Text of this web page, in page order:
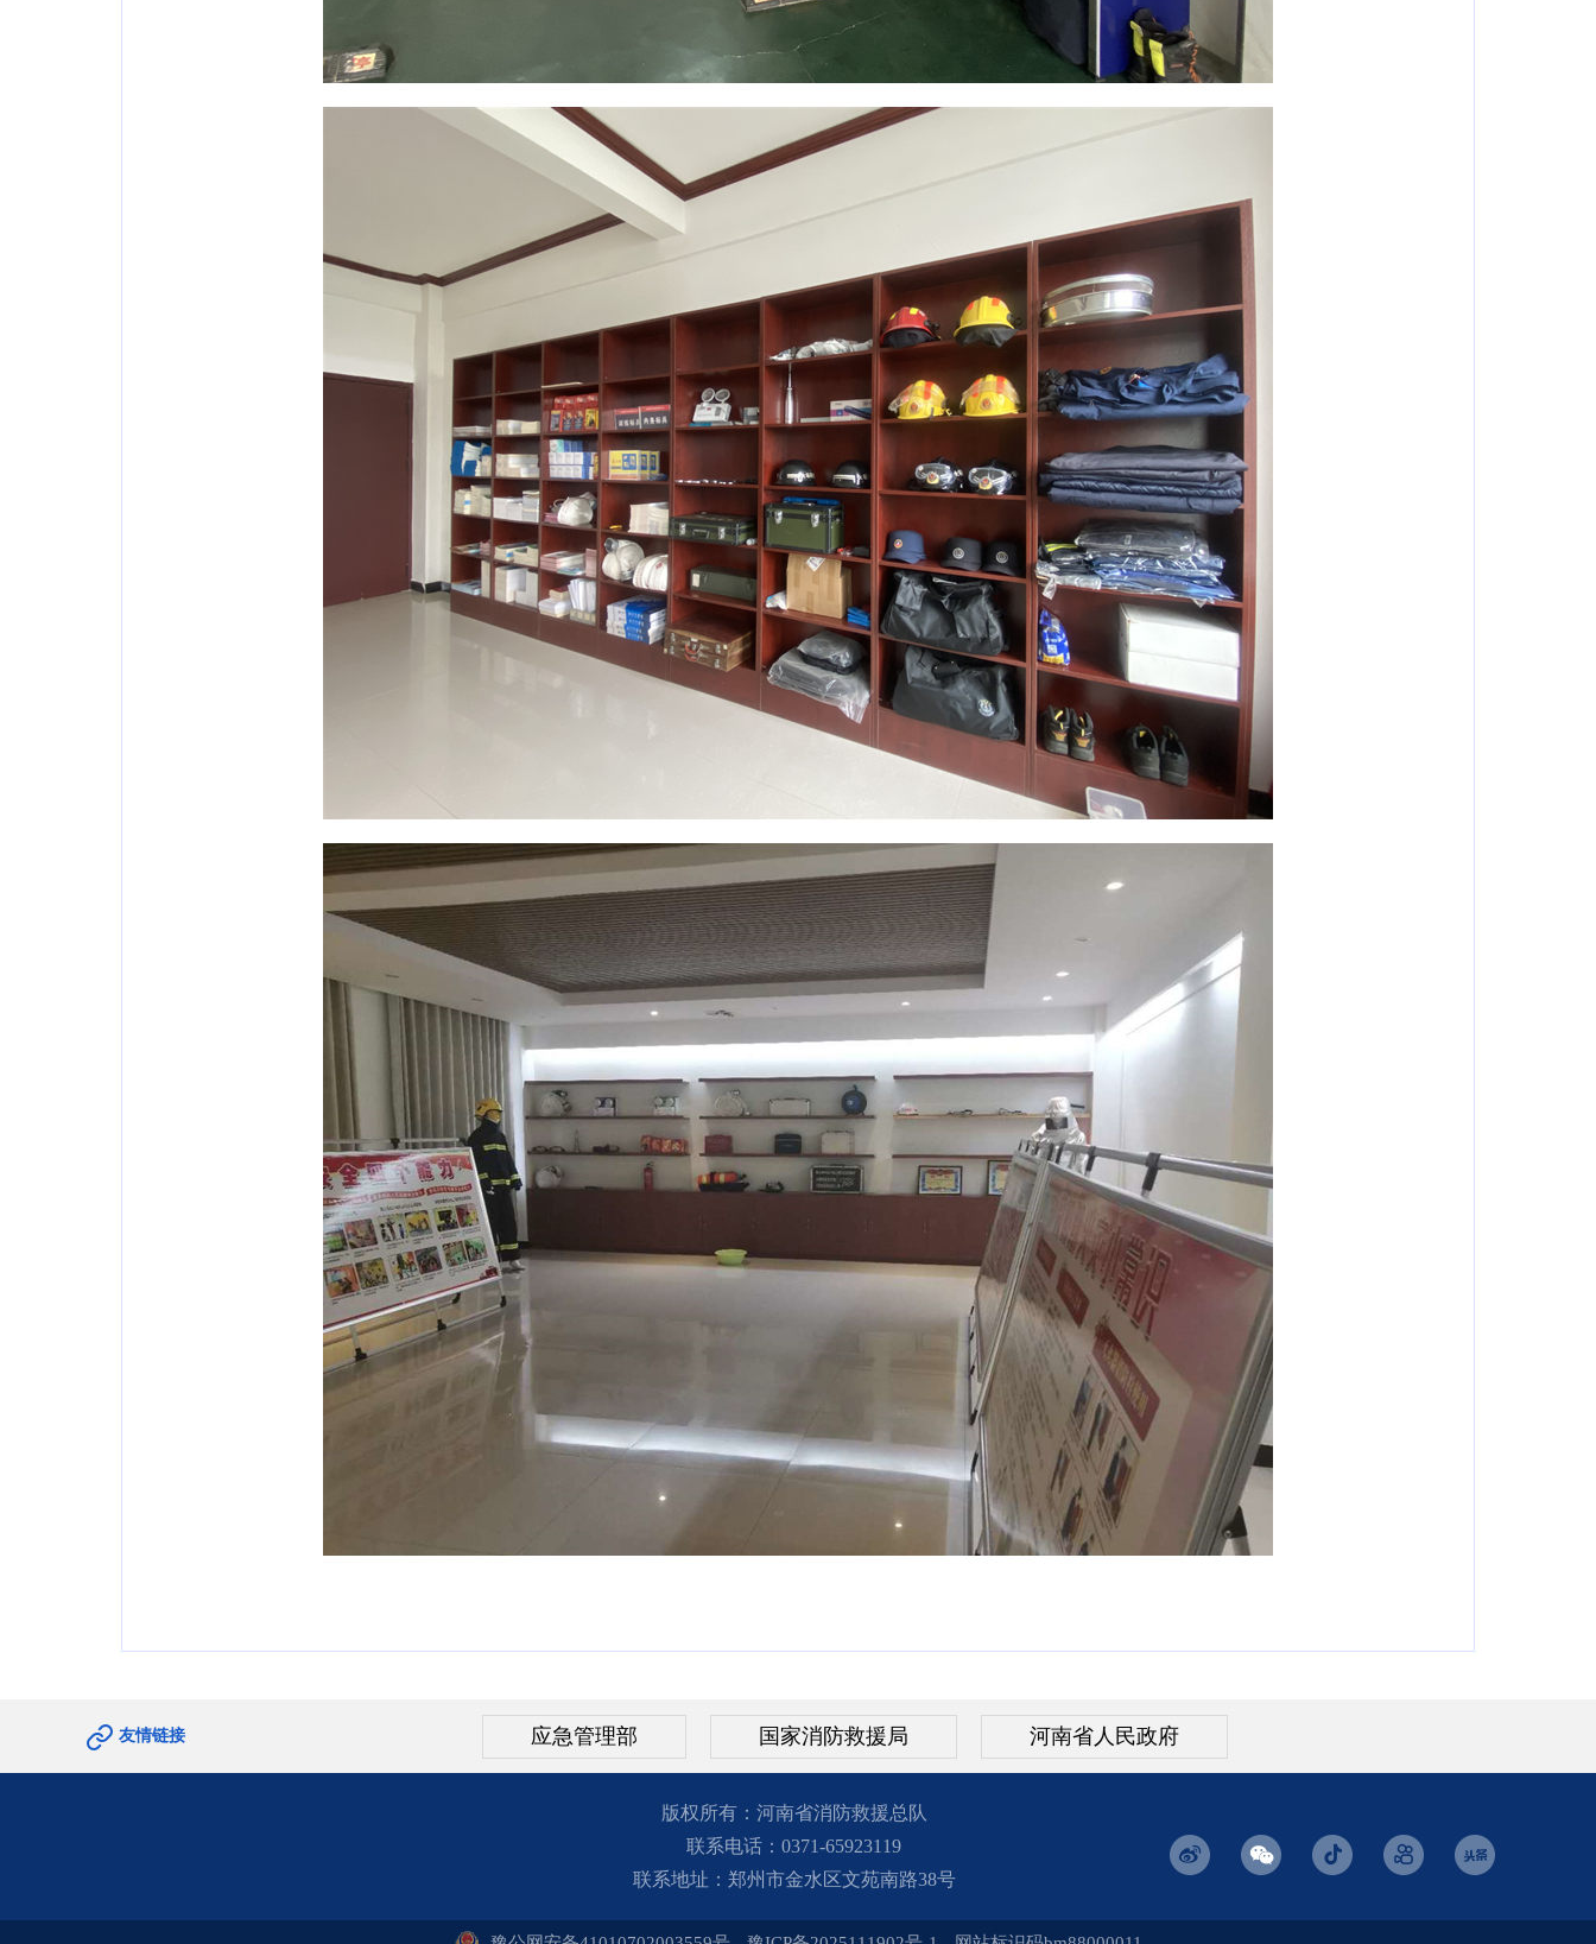
友情链接 应急管理部 国家消防救援局 河南省人民政府
版权所有：河南省消防救援总队
联系电话：0371-65923119
联系地址：郑州市金水区文苑南路38号